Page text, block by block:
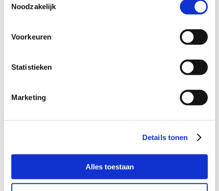
Noodzakelijk
Voorkeuren
Statistieken
Marketing
Details tonen
Alles toestaan
Daarnaast zorgt het voor een efficiëntere
schuldhulpverlenende organisatie.
succes toe. Neem gerust contact met hen op
Arrangement. Wanneer u nieuwsgierig bent
Schuldenknooppunt samengaan, lees dan
Aansluiten op het
Schuldenknooppunt
Aansluiten gaat in tweeeenvoudige